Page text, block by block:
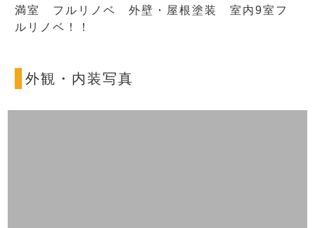
満室 フルリノベ 外壁・屋根塗装 室内9室フ
ルリノベ！！
外観・内装写真